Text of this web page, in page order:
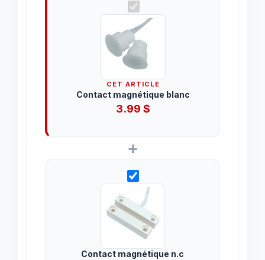
CET ARTICLE
Contact magnétique blanc
3.99$
+
Contact magnétique n.c